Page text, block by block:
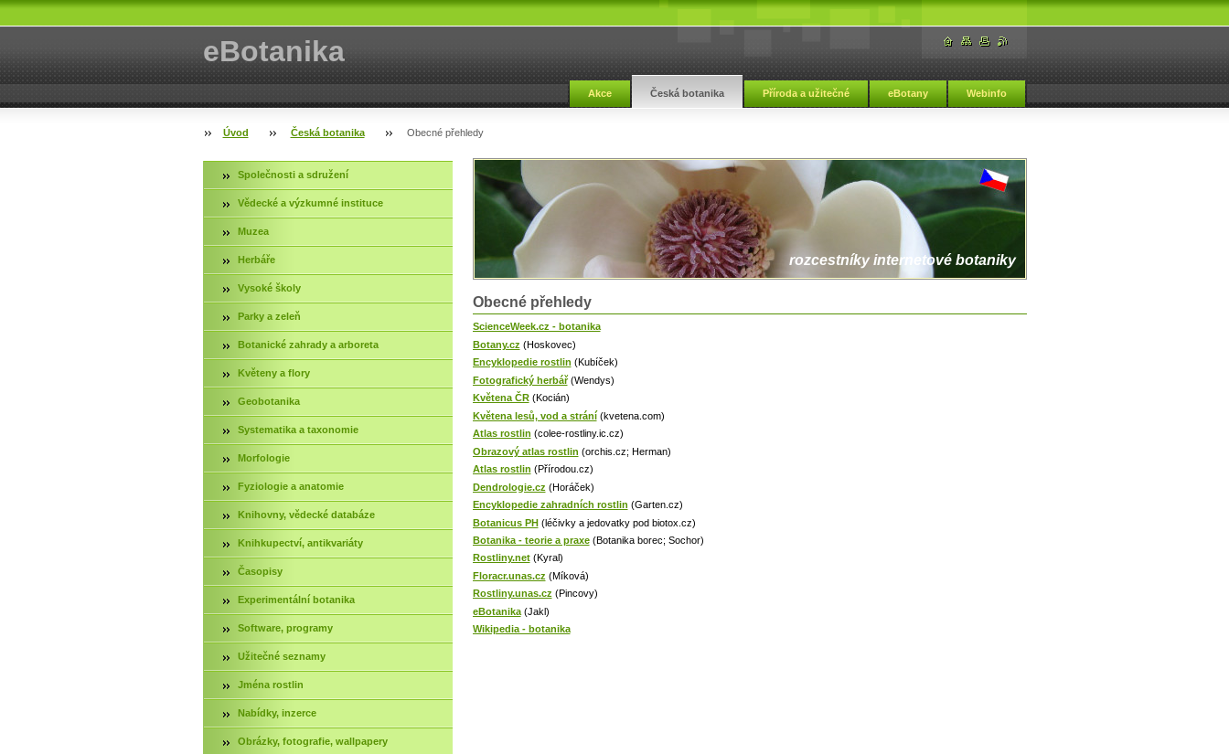
eBotanika
Akce Česká botanika Příroda a užitečné eBotany Webinfo
Úvod Česká botanika Obecné přehledy
rozcestníky internetové botaniky
Obecné přehledy
ScienceWeek.cz - botanika
Botany.cz (Hoskovec)
Encyklopedie rostlin (Kubíček)
Fotografický herbář(Wendys)
Květena ČR(Kocián)
Květena lesů, vod a strání(kvetena.com)
Atlas rostlin (colee-rostliny.ic.cz)
Obrazový atlas rostlin (orchis.cz; Herman)
Atlas rostlin (Přírodou.cz)
Dendrologie.cz (Horáček)
Encyklopedie zahradních rostlin (Garten.cz)
Botanicus PH(léčivky a jedovatky pod biotox.cz)
Botanika - teorie a praxe(Botanika borec; Sochor)
Rostliny.net(Kyral)
Floracr.unas.cz (Míková)
Rostliny.unas.cz(Pincovy)
eBotanika(Jakl)
Wikipedia - botanika
Společnosti a sdružení
Vědecké a výzkumné instituce
Muzea
Herbáře
Vysoké školy
Parky a zeleň
Botanické zahrady a arboreta
Květeny a flory
Geobotanika
Systematika a taxonomie
Morfologie
Fyziologie a anatomie
Knihovny, vědecké databáze
Knihkupectví, antikvariáty
Časopisy
Experimentální botanika
Software, programy
Užitečné seznamy
Jména rostlin
Nabídky, inzerce
Obrázky, fotografie, wallpapery